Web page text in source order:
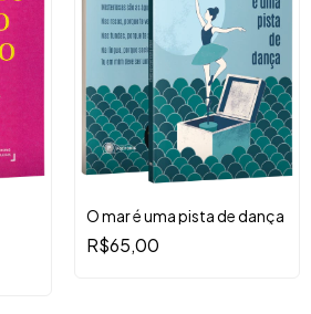
O mar é uma pista de dança
R$65,00